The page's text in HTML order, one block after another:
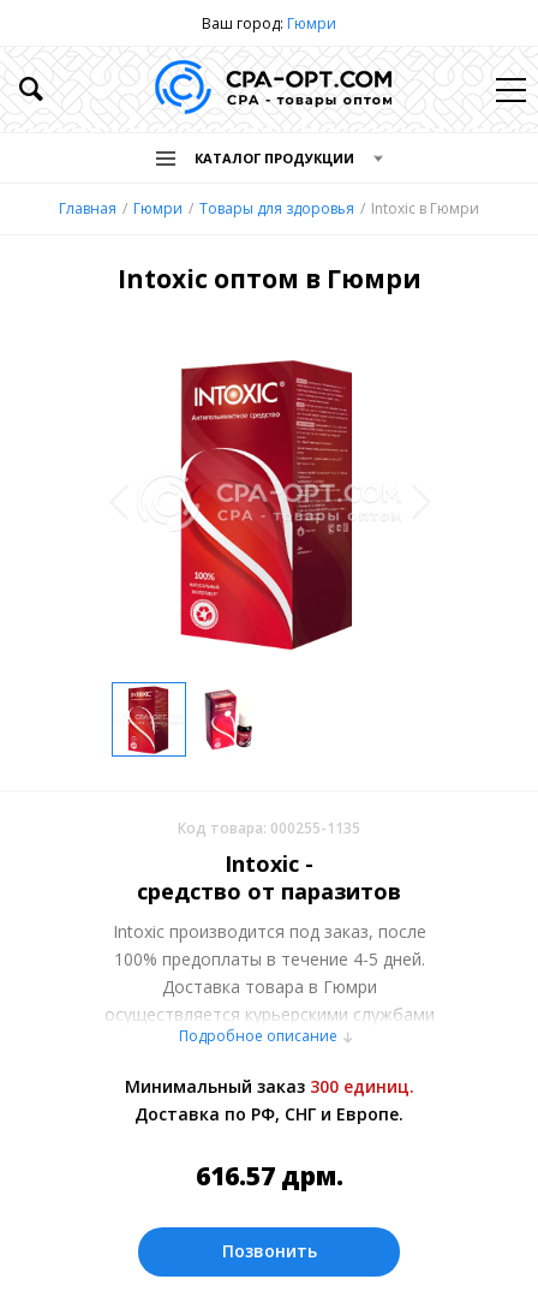
Ваш город: Гюмри
КАТАЛОГ ПРОДУКЦИИ
Главная Гюмри Товары для здоровья Intoxic в Гюмри
Intoxic оптом в Гюмри
Код товара: 000255-1135
Intoxic -
средство от паразитов
Intoxic производится под заказ, после
100% предоплаты в течение 4-5 дней.
Доставка товара в Гюмри
осуществляется курьерскими службами
или самовывозом со склада в Москве.
менеджером.
Оплата производится в рублях. Цены на
07.08.2026. Текущий курс 10 руб.= 75.1914
Подробное описание
Минимальный заказ 300 единиц.
Доставка по РФ, СНГ и Европе.
616.57 дрм.
Позвонить